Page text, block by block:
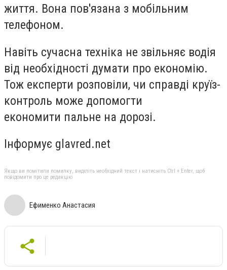
життя. Вона пов'язана з мобільним
телефоном.
Навіть сучасна техніка не звільняє водія
від необхідності думати про економію.
Тож експерти розповіли, чи справді круїз-
контроль може допомогти
економити пальне на дорозі.
Інформує glavred.net
Якщо ви помітили помилку, виділіть необхідний текст і натисніть Ctrl + Enter, щоб
повідомити про це редакцію
Ефименко Анастасия